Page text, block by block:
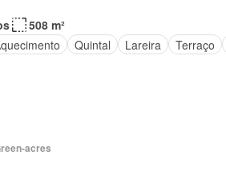
508 m²
Quintal Lareira Terraço
acres